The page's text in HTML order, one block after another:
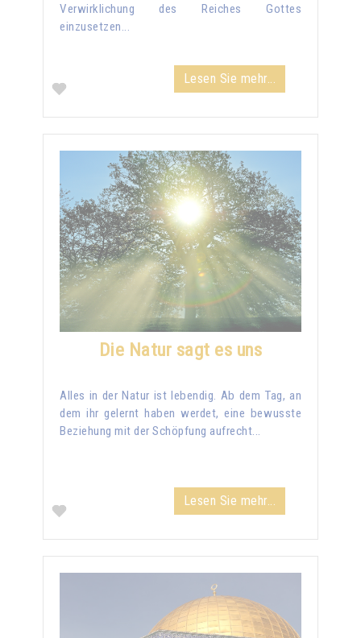
Verwirklichung des Reiches Gottes
einzusetzen...
Lesen Sie mehr...
Die Natur sagt es uns
Alles in der Natur ist lebendig. Ab dem Tag, an
dem ihr gelernt haben werdet, eine bewusste
Beziehung mit der Schöpfung aufrecht...
Lesen Sie mehr...